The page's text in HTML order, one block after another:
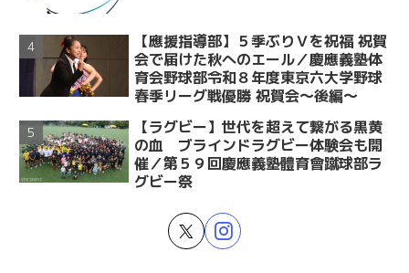
【應援指導部】５季ぶりＶを祝福 祝賀
会で届けた秋へのエール／慶應義塾体
育会野球部令和８年度東京六大学野球
春季リーグ戦優勝 祝賀会～後編～
【ラグビー】世代を超えて繋がる黒黄
の血 ブラインドラグビー体験会も開
催／第５９回慶應義塾體育會蹴球部ラ
グビー祭